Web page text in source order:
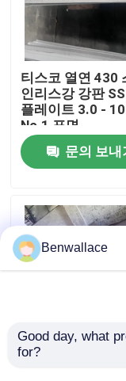
비디오
우리 에 관한 것
공장 투어
품질 관리
저희와 연락
뉴스
티스코 열연 430
인리스강 강판
플레이트 3.0 -
No.1 표면
문의 보내
열에 내성이 강한
Benwallace
Good day, what
for?